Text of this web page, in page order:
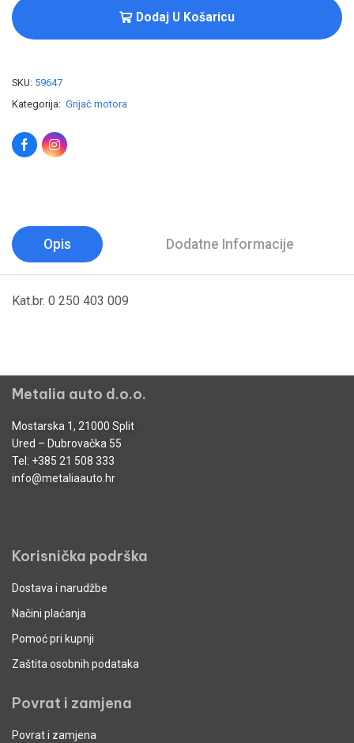
Dodaj U Košaricu
SKU: 59647
Kategorija: Grijač motora
Opis Dodatne Informacije
Kat.br. 0 250 403 009
Metalia auto d.o.o.
Mostarska 1, 21000 Split
Ured – Dubrovačka 55
Tel: +385 21 508 333
info@metaliaauto.hr
Korisnička podrška
Dostava i narudžbe
Načini plaćanja
Pomoć pri kupnji
Zaštita osobnih podataka
Povrat i zamjena
Povrat i zamjena